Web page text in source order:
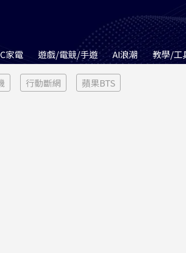
家電 遊戲/電競/手遊 AI浪潮 教學/工
行動斷網 蘋果BTS